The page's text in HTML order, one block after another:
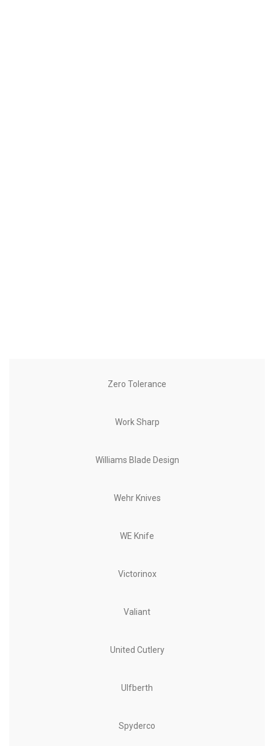
Zero Tolerance
Work Sharp
Williams Blade Design
Wehr Knives
WE Knife
Victorinox
Valiant
United Cutlery
Ulfberth
Spyderco